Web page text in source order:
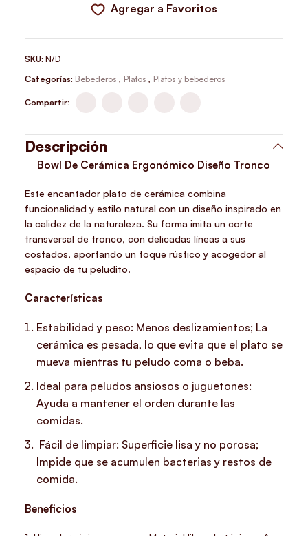
Agregar a Favoritos
SKU:N/D
Categorías: Bebederos Platos Platos y bebederos
Compartir:
Descripción
Bowl De Cerámica Ergonómico Diseño Tronco
Este encantador plato de cerámica combina
funcionalidad y estilo natural con un diseño inspirado en
la calidez de la naturaleza. Su forma imita un corte
transversal de tronco, con delicadas líneas a sus
costados, aportando un toque rústico y acogedor al
espacio de tu peludito.
Características
Estabilidad y peso: Menos deslizamientos; La
cerámica es pesada, lo que evita que el plato se
mueva mientras tu peludo coma o beba.
Ideal para peludos ansiosos o juguetones:
Ayuda a mantener el orden durante las
comidas.
Fácil de limpiar: Superficie lisa y no porosa;
Impide que se acumulen bacterias y restos de
comida.
Beneficios